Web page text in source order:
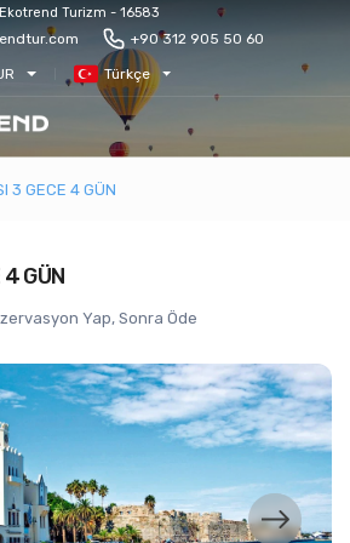
Ekotrend Turizm - 16583
+90 312 905 50 60
Türkçe
3 GECE 4 GÜN
4 GÜN
Yap, Sonra Öde